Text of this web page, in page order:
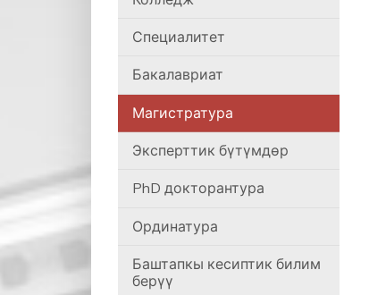
Специалитет
Бакалавриат
Магистратура
Эксперттик бүтүмдөр
PhD докторантура
Ординатура
Баштапкы кесиптик билим
берүү